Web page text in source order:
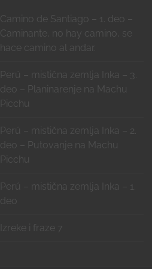
Camino de Santiago – 1. deo –
Caminante, no hay camino, se
hace camino al andar.
Perú – mistična zemlja Inka – 3.
deo – Planinarenje na Machu
Picchu
Perú – mistična zemlja Inka – 2.
deo – Putovanje na Machu
Picchu
Perú – mistična zemlja Inka – 1.
deo
Izreke i fraze 7